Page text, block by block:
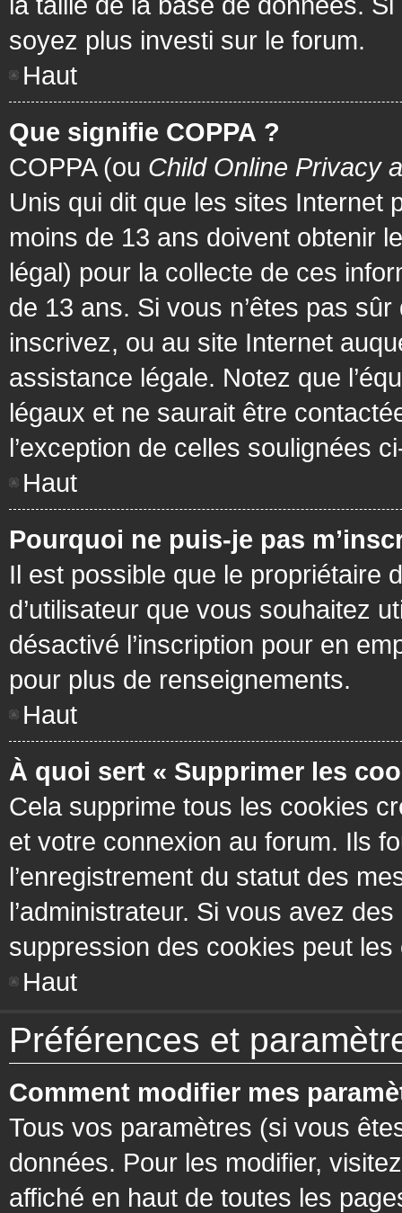
soyez plus investi sur le forum.
Haut
Que signifie COPPA ?
COPPA (ou Child Online Privacy
Unis qui dit que les sites Internet
moins de 13 ans doivent obtenir
légal) pour la collecte de ces
de 13 ans. Si vous n’êtes pas
inscrivez, ou au site Internet
assistance légale. Notez que
légaux et ne saurait être
l’exception de celles soulignées
Haut
Pourquoi ne puis-je pas
Il est possible que le propriétaire
d’utilisateur que vous souhaitez
désactivé l’inscription pour en
pour plus de renseignements.
Haut
À quoi sert « Supprimer les
Cela supprime tous les cookies
et votre connexion au forum. Ils
l’enregistrement du statut des
l’administrateur. Si vous avez
suppression des cookies peut les
Haut
Préférences et
Comment modifier mes
Tous vos paramètres (si vous
données. Pour les modifier,
affiché en haut de toutes les